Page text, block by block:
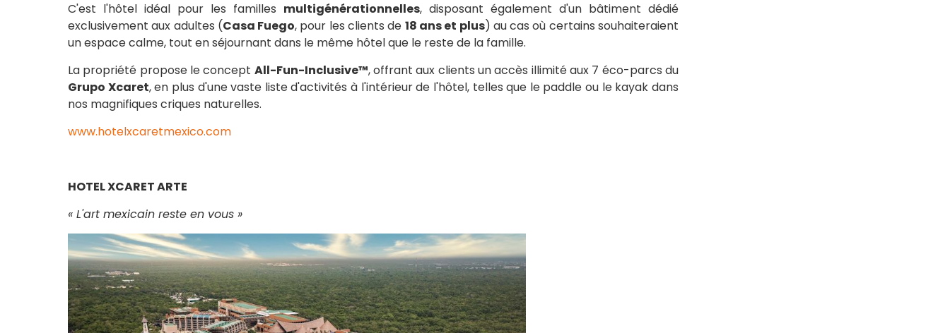
C'est l'hôtel idéal pour les familles multigénérationnelles, disposant également d'un bâtiment dédié
exclusivement aux adultes (Casa Fuego, pour les clients de 18 ans et plus) au cas où certains souhaiteraient
un espace calme, tout en séjournant dans le même hôtel que le reste de la famille.
La propriété propose le concept All-Fun-Inclusive™, offrant aux clients un accès illimité aux 7 éco-parcs du
Grupo Xcaret, en plus d'une vaste liste d'activités à l'intérieur de l'hôtel, telles que le paddle ou le kayak dans
nos magnifiques criques naturelles.
www.hotelxcaretmexico.com
HOTEL XCARET ARTE
« L'art mexicain reste en vous »